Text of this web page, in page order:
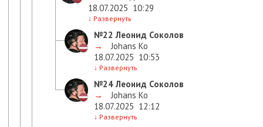
18.07.2025 10:29
↓ Развернуть
№22 Леонид Соколов
→
Johans Ko
18.07.2025 10:53
↓ Развернуть
№24Леонид Соколов
→
Johans Ko
18.07.2025 12:12
↓ Развернуть